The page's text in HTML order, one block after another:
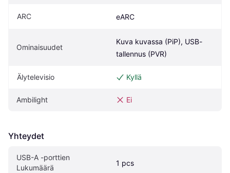
ARC eARC
Ominaisuudet
Kuva kuvassa (PiP), USB-
tallennus (PVR)
Älytelevisio Kyllä
Ambilight Ei
Yhteydet
USB-A -porttien
Lukumäärä
1 pcs